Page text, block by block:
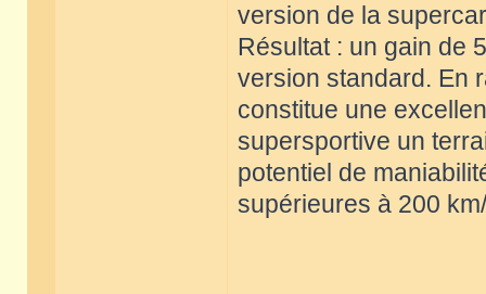
version de la
Résultat : un gain de
version standard. En
constitue une
supersportive un
potentiel de
supérieures à 200